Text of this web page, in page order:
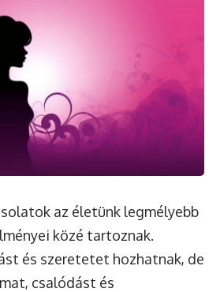
az életünk legmélyebb
közé tartoznak.
és szeretetet hozhatnak, de
csalódást és